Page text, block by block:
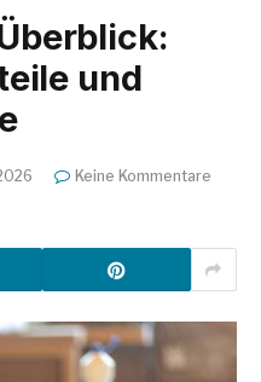
und
Keine Kommentare